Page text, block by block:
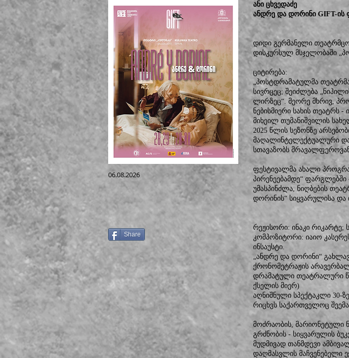
06.08.2026
Share
ანი ცხვედაძე
ანდრე და დორინი GIFT-ის
დიდი გერმანელი
დისკურსულ მსჯელობაში
ციტირება:
„პოსტდრამატულმა
სივრცეც; შეიძლება
ლირზეც“. მეორე მხრივ,
ნებისმიერი სახის თეატრს
მიხეილ თუმანიშვილის
2025 წლის სეზონზე
მაღალინტელექტუალური
სთავაზობს
ფესტივალმა ახალი
პირენეებამდე“
უმასპინძლა, ნიღბების
დორინის“ სიყვარულისა და
რეჟისორი: ინაკი რიკარტე;
კომპოზიტორი: იაიო
ინსაუსტი.
„ანდრე და დორინი“
ქრონომეტრაჟის
დრამატული თეატრალური
ქსელის მიერ)
აღნიშნული სპექტაკლი 30-
რიცხვს საქართველოც
მოძრაობის, მარიონეტული
გრძნობის - სიყვარულის
მუდმივად თანმდევი
დაღმასვლის მაჩვენებელი